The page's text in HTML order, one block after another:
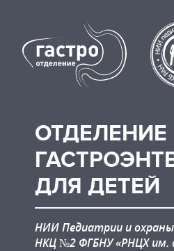
ОТДЕЛЕНИЕ
ДЛЯ ДЕТЕЙ
НИИ Педиатрии и
НКЦ №2 ФГБНУ «РНЦХ им.